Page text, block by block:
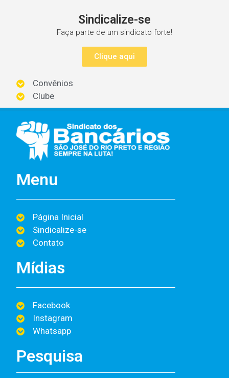
Sindicalize-se
Faça parte de um sindicato forte!
Clique aqui
Convênios
Clube
Menu
Página Inicial
Sindicalize-se
Contato
Mídias
Facebook
Instagram
Whatsapp
Pesquisa